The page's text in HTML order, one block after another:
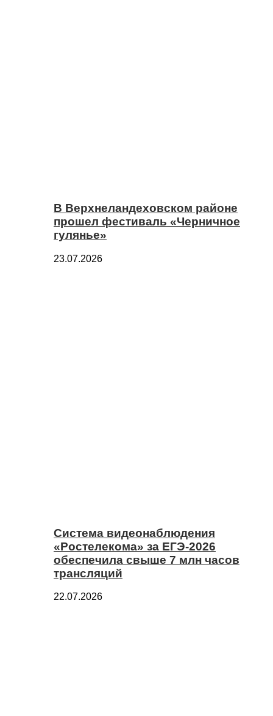
В Верхнеландеховском районе
прошел фестиваль «Черничное
гулянье»
23.07.2026
Система видеонаблюдения
«Ростелекома» за ЕГЭ-2026
обеспечила свыше 7 млн часов
трансляций
22.07.2026